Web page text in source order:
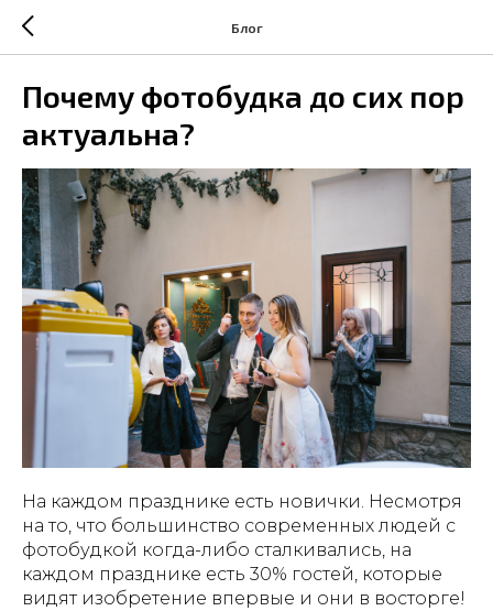
Блог
Почему фотобудка до сих пор
актуальна?
На каждом празднике есть новички. Несмотря
на то, что большинство современных людей с
фотобудкой когда-либо сталкивались, на
каждом празднике есть 30% гостей, которые
видят изобретение впервые и они в восторге!